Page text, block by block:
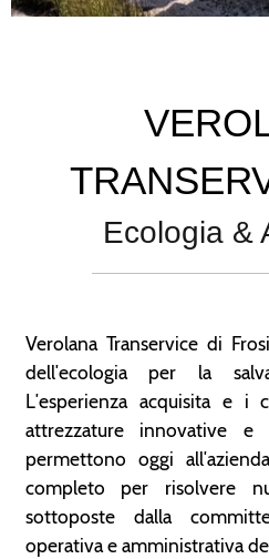
Ecologia &
Verolana Transervice di
dell′ecologia per la
L′esperienza acquisita e
attrezzature innovative e
permettono oggi
completo per risolvere
sottoposte dalla
operativa e amministrativa